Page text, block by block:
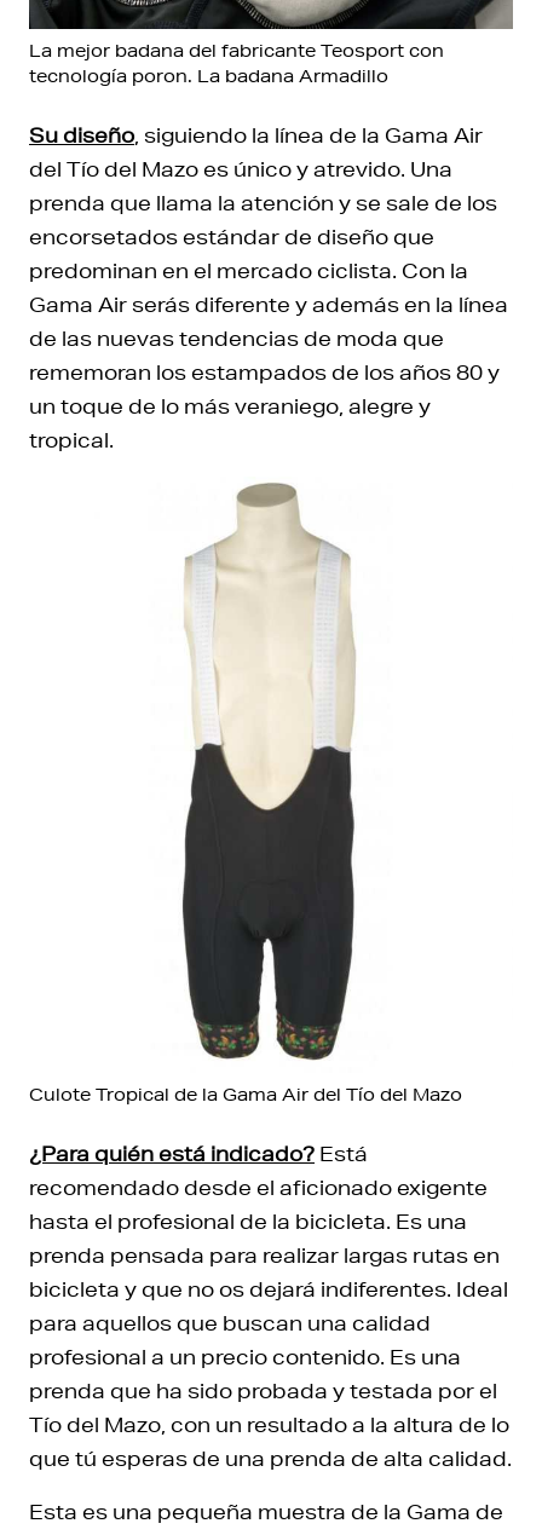
La mejor badana del fabricante Teosport con
tecnología poron. La badana Armadillo
Su diseño , siguiendo la línea de la Gama Air
del Tío del Mazo es único y atrevido. Una
prenda que llama la atención y se sale de los
encorsetados estándar de diseño que
predominan en el mercado ciclista. Con la
Gama Air serás diferente y además en la línea
de las nuevas tendencias de moda que
rememoran los estampados de los años 80 y
un toque de lo más veraniego, alegre y
tropical.
Culote Tropical de la Gama Air del Tío del Mazo
¿Para quién está indicado? Está
recomendado desde el aficionado exigente
hasta el profesional de la bicicleta. Es una
prenda pensada para realizar largas rutas en
bicicleta y que no os dejará indiferentes. Ideal
para aquellos que buscan una calidad
profesional a un precio contenido. Es una
prenda que ha sido probada y testada por el
Tío del Mazo, con un resultado a la altura de lo
que tú esperas de una prenda de alta calidad.
Esta es una pequeña muestra de la Gama de